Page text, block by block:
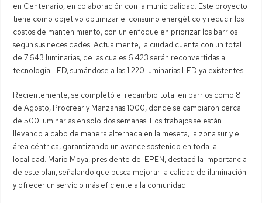
en Centenario, en colaboración con la municipalidad. Este proyecto
tiene como objetivo optimizar el consumo energético y reducir los
costos de mantenimiento, con un enfoque en priorizar los barrios
según sus necesidades. Actualmente, la ciudad cuenta con un total
de 7.643 luminarias, de las cuales 6.423 serán reconvertidas a
tecnología LED, sumándose a las 1.220 luminarias LED ya existentes.
Recientemente, se completó el recambio total en barrios como 8
de Agosto, Procrear y Manzanas 1000, donde se cambiaron cerca
de 500 luminarias en solo dos semanas. Los trabajos se están
llevando a cabo de manera alternada en la meseta, la zona sur y el
área céntrica, garantizando un avance sostenido en toda la
localidad. Mario Moya, presidente del EPEN, destacó la importancia
de este plan, señalando que busca mejorar la calidad de iluminación
y ofrecer un servicio más eficiente a la comunidad.